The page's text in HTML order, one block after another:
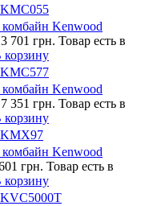
Kenwood
701 грн. Товар есть в
корзину
Kenwood
351 грн. Товар есть в
корзину
Kenwood
грн. Товар есть в
корзину